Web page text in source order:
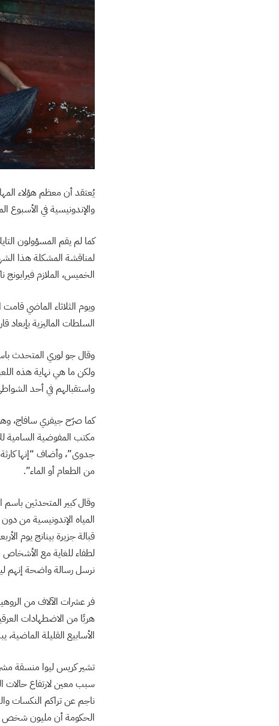
والإندونيسية في الأسبوع
كما لم يقم المسؤولون
لمناقشة المشكلة هذا
الخميس، الملازم فيرابونج
ويوم الثلاثاء الماضي
السلطات الماليزية بإبعاد قاربين يحملان
وقال جو لوري المتحدث
ولكن ما هي نهاية هذه
واستقبالهم في أحد
كما صرّح جيفري سافاج،
مكتب المفوضية السامية
جدوى”، وأضاف “إنها
من الطعام أو الماء”.
وقال كبير المتحدثين
قبالة جزيرة بينانج يوم
لطفاء للغاية مع الأشخاص
نرسل رسالة واضحة إنهم
فر عشرات الآلاف من
هربًا من الاضطهادات
الأسابيع القليلة
تشير كريس ليوا منسقة
سبب معين لارتفاع حالات
ناجم عن تراكم النكسات
الحكومة أن مليون شخص